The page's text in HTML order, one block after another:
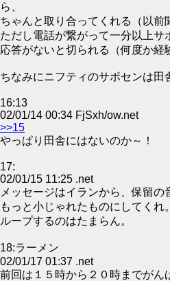
ら、
ちゃんと取り合ってくれる（以前
ただし電話が繋がって一分以上サ
応答がないと切られる（何度か経
ちなみにニフティのサポセンは田
16:13
02/01/14 00:34 FjSxh/ow.net
>>15
やっぱり田舎にはないのか～！
17:
02/01/15 11:25 .net
メッセージはイランから、保留の
もっと小じゃれたものにしてくれ
ループするのはたまらん。
18:ラーメン
02/01/17 01:37 .net
前回は１５時から２０時までがん